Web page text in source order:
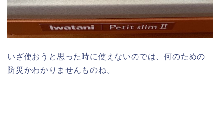
いざ使おうと思った時に使えないのでは、何のための
防災かわかりませんものね。